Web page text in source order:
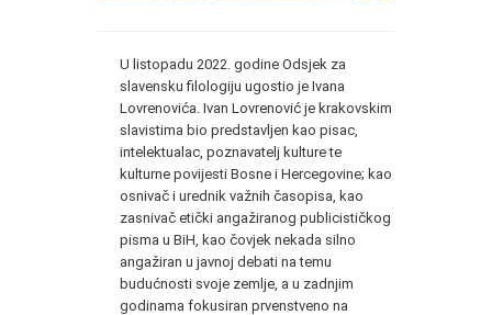
U listopadu 2022. godine Odsjek za
slavensku filologiju ugostio je Ivana
Lovrenovića. Ivan Lovrenović je krakovskim
slavistima bio predstavljen kao pisac,
intelektualac, poznavatelj kulture te
kulturne povijesti Bosne i Hercegovine; kao
osnivač i urednik važnih časopisa, kao
zasnivač etički angažiranog publicističkog
pisma u BiH, kao čovjek nekada silno
angažiran u javnoj debati na temu
budućnosti svoje zemlje, a u zadnjim
godinama fokusiran prvenstveno na